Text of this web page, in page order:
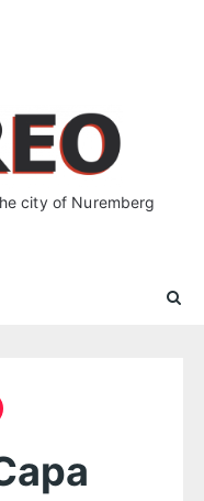
city of Nuremberg